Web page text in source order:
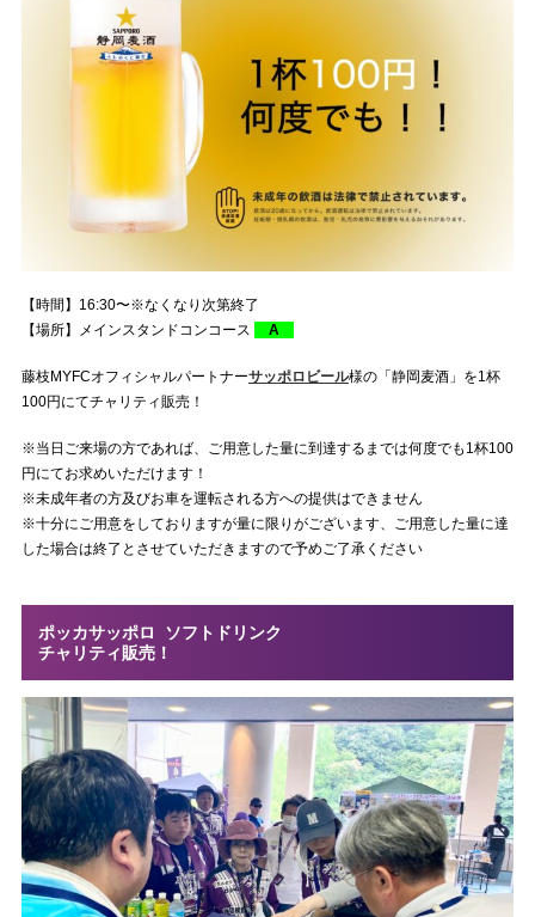
【時間】16:30〜※なくなり次第終了
【場所】メインスタンドコンコース
A
藤枝MYFCオフィシャルパートナーサッポロビール様の「静岡麦酒」を1杯
100円にてチャリティ販売！
※当日ご来場の方であれば、ご用意した量に到達するまでは何度でも1杯100
円にてお求めいただけます！
※未成年者の方及びお車を運転される方への提供はできません
※十分にご用意をしておりますが量に限りがございます、ご用意した量に達
した場合は終了とさせていただきますので予めご了承ください
ポッカサッポロ ソフトドリンク
チャリティ販売！